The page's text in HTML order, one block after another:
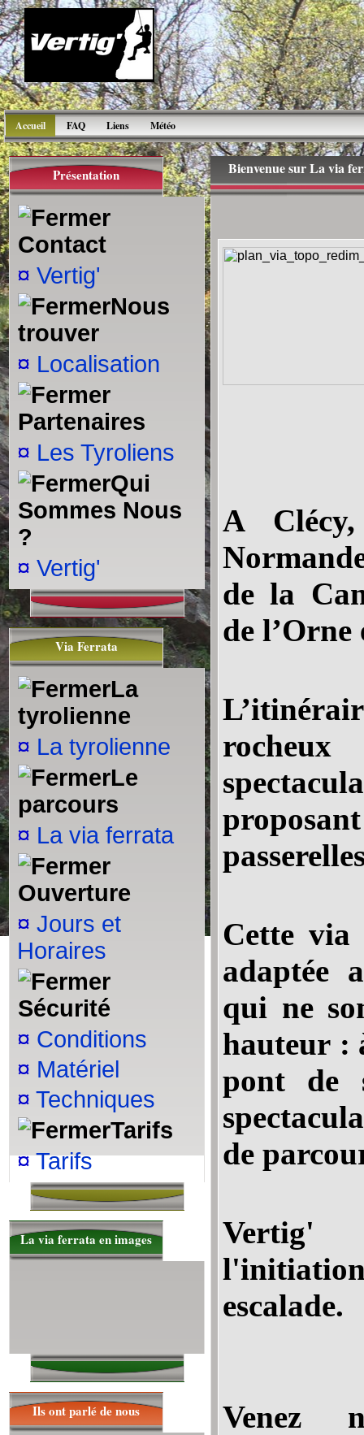
Accueil FAQ Liens Météo
Présentation
Contact
¤ Vertig'
Nous
trouver
¤ Localisation
Partenaires
¤ Les Tyroliens
Qui
Sommes Nous
?
¤ Vertig'
Via Ferrata
La
tyrolienne
¤ La tyrolienne
Le
parcours
¤ La via ferrata
Ouverture
¤ Jours et
Horaires
Sécurité
¤ Conditions
¤ Matériel
¤ Techniques
Tarifs
¤Tarifs
La via ferrata en images
Ils ont parlé de nous
Bienvenue sur La via
A
de la
de
Cette via
adaptée
qui ne
hauteur :
pont de
de
Vertig'
escalade.
Venez